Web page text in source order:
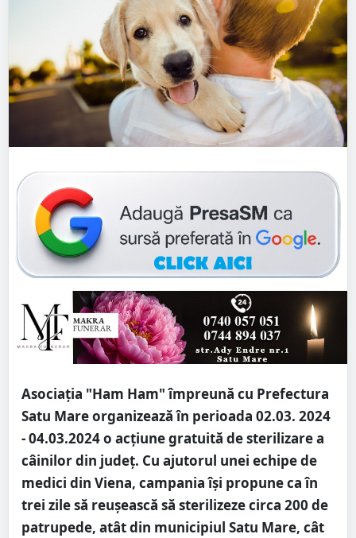
Asociația "Ham Ham" împreună cu Prefectura
Satu Mare organizează în perioada 02.03. 2024
- 04.03.2024 o acțiune gratuită de sterilizare a
câinilor din județ. Cu ajutorul unei echipe de
medici din Viena, campania își propune ca în
trei zile să reușească să sterilizeze circa 200 de
patrupede, atât din municipiul Satu Mare, cât